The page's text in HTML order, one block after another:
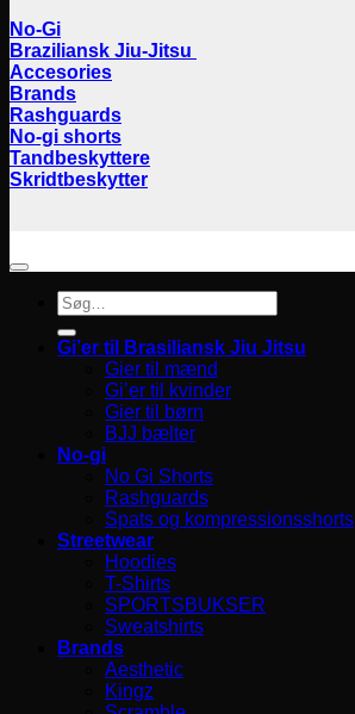
No-Gi
Braziliansk Jiu-Jitsu
Accesories
Brands
Rashguards
No-gi shorts
Tandbeskyttere
Skridtbeskytter
Søg
efter:
Gi’er til Brasiliansk Jiu Jitsu
Gier til mænd
Gi’er til kvinder
Gier til børn
BJJ bælter
No-gi
No Gi Shorts
Rashguards
Spats og kompressionsshorts
Streetwear
Hoodies
T-Shirts
SPORTSBUKSER
Sweatshirts
Brands
Aesthetic
Kingz